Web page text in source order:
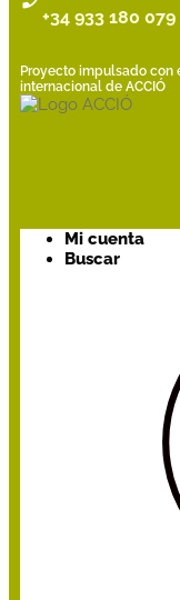
+34 933 180 079
Proyecto impulsado
internacional de ACCIÓ
Mi cuenta
Buscar